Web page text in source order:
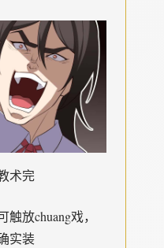
术完
放chuang戏，
实装